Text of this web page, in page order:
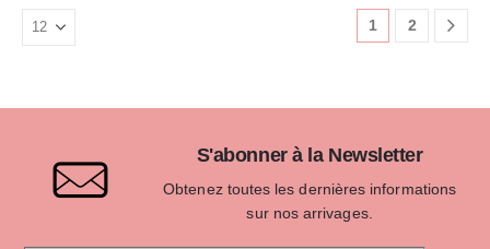
1 2
S'abonner à la Newsletter
Obtenez toutes les dernières informations
sur nos arrivages.